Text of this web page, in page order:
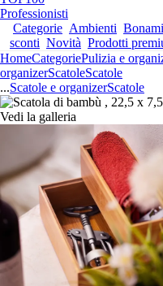
Professionisti
Categorie Ambienti
sconti Novità Prodotti
HomeCategoriePulizia e
organizerScatoleScatole
...Scatole e organizerScatole
Vedi la galleria